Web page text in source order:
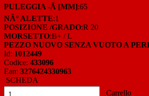
PULEGGIA -Ã [MM]:65
NÂ° ALETTE:1
POSIZIONE /GRADO:R 20
MORSETTO:B+ / L
PEZZO NUOVO SENZA VUOTO A
Id: 1012449
Codice: 433096
Ean: 3276424330963
SCHEDA
Carrello